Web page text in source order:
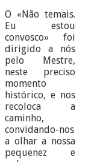
O «Não temais.
Eu estou
convosco» foi
dirigido a nós
pelo Mestre,
neste preciso
momento
histórico, e nos
recoloca a
caminho,
convidando-nos
a olhar a nossa
pequenez e